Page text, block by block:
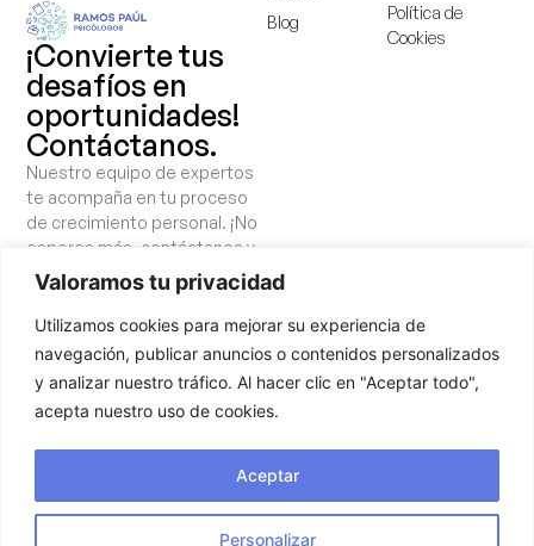
Valoramos tu privacidad
Utilizamos cookies para mejorar su experiencia de
navegación, publicar anuncios o contenidos personalizados
y analizar nuestro tráfico. Al hacer clic en "Aceptar todo",
acepta nuestro uso de cookies.
Personalizar
Aceptar
¡Convierte tus
desafíos en
oportunidades!
Contáctanos.
Nuestro equipo de expertos
te acompaña en tu proceso
de crecimiento personal. ¡No
esperes más, contáctanos y
comienza a cuidar tu salud
mental!
¡Hablemos!
Política de
Cookies
Blog